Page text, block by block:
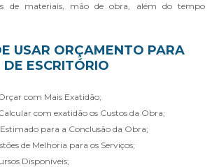
de materiais, mão de obra, além do tempo
USAR ORÇAMENTO PARA
ESCRITÓRIO
Orçar com Mais Exatidão;
Calcular com exatidão os Custos da Obra;
Estimado para a Conclusão da Obra;
de Melhoria para os Serviços;
Disponíveis;